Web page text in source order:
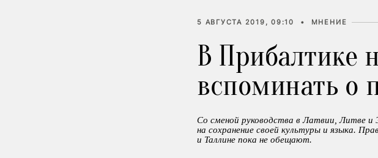
5 АВГУСТА 2019, 09:10 • МНЕНИЕ
В Прибалтике
вспоминать о
Со сменой руководства в Латвии, Литве
на сохранение своей культуры и языка.
и Таллине пока не обещают.